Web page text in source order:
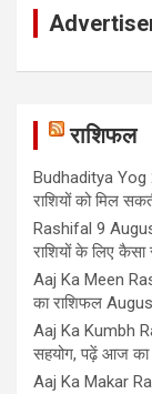
राशिफल
Budhaditya Yog
राशियों को मिल
Rashifal 9
राशियों के लिए कैसा
Aaj Ka Meen
का राशिफल
Aaj Ka Kumbh
सहयोग, पढ़ें आज का
Aaj Ka Makar